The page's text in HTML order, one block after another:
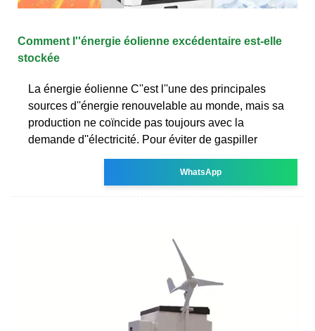
Comment l''énergie éolienne excédentaire est-elle
stockée
La énergie éolienne C''est l''une des principales
sources d''énergie renouvelable au monde, mais sa
production ne coïncide pas toujours avec la
demande d''électricité. Pour éviter de gaspiller
WhatsApp